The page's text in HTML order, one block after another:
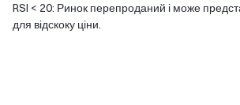
RSI < 20: Ринок перепроданий і може
для відскоку ціни.